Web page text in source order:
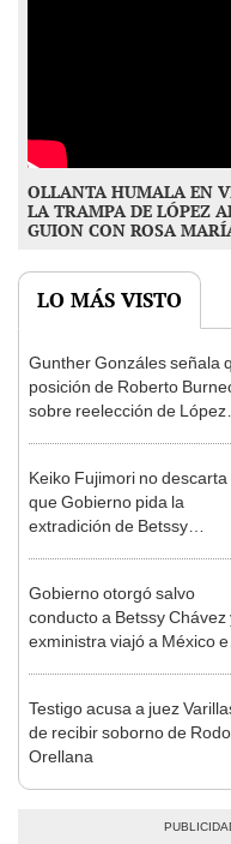
OLLANTA HUMALA EN
LA TRAMPA DE LÓPEZ
GUION CON ROSA
LO MÁS VISTO
Gunther Gonzáles señala
posición de Roberto
sobre reelección de López
Keiko Fujimori no descarta
que Gobierno pida la
extradición de Betssy
Gobierno otorgó salvo
conducto a Betssy Chávez
exministra viajó a México en
Testigo acusa a juez
de recibir soborno de
Orellana